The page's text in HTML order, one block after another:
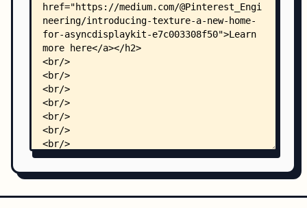
    │       ├── ASXCTExtensions.h
    │       └── Info.plist
    ├── buck-files/
    │   ├── BUCK_FBSnapshotTestCase
    │   ├── BUCK_FLAnimatedImage
    │   ├── BUCK_JGMethodSwizzler
    │   ├── BUCK_OCMock
    │   ├── BUCK_PINCache
    │   └── BUCK_PINRemoteImage
    ├── examples/
    │   ├── README.md
    │   ├── AnimatedGIF/
    │   │   ├── Podfile
    │   │       ├── AppDelegate.h